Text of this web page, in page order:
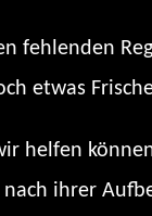
fehlenden
etwas
helfen
ihrer